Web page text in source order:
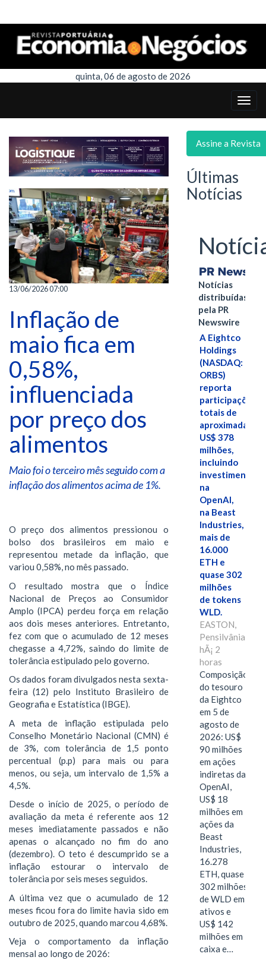
quinta, 06 de agosto de 2026
13/06/2026 07:00
Inflação de
maio fica em
0,58%,
influenciada
por preço dos
alimentos
Maio foi o terceiro mês seguido com a
inflação dos alimentos acima de 1%.
O preço dos alimentos pressionou o
bolso dos brasileiros em maio e
representou metade da inflação, que
variou 0,58%, no mês passado.
O resultado mostra que o Índice
Nacional de Preços ao Consumidor
Amplo (IPCA) perdeu força em relação
aos dois meses anteriores. Entretanto,
fez com que o acumulado de 12 meses
chegasse a 4,72%, saindo do limite de
tolerância estipulado pelo governo.
Os dados foram divulgados nesta sexta-
feira (12) pelo Instituto Brasileiro de
Geografia e Estatística (IBGE).
A meta de inflação estipulada pelo
Conselho Monetário Nacional (CMN) é
de 3%, com tolerância de 1,5 ponto
percentual (p.p) para mais ou para
menos, ou seja, um intervalo de 1,5% a
4,5%.
Desde o início de 2025, o período de
avaliação da meta é referente aos 12
meses imediatamente passados e não
apenas o alcançado no fim do ano
(dezembro). O teto é descumprido se a
inflação estourar o intervalo de
tolerância por seis meses seguidos.
A última vez que o acumulado de 12
meses ficou fora do limite havia sido em
outubro de 2025, quando marcou 4,68%.
Veja o comportamento da inflação
mensal ao longo de 2026:
Assine a Revista
Últimas
Notícias
Notícias
distribuídas
pela PR
Newswire
A Eightco
Holdings
(NASDAQ:
ORBS)
reporta
participações
totais de
US$ 378
milhões,
incluindo
investimentos
na
OpenAI,
na Beast
Industries,
mais de
16.000
ETH e
quase 302
milhões
de tokens
WLD.
EASTON,
Pensilvânia,
hÃ¡ 2
horas
Composição
do tesouro
da Eightco
em 5 de
agosto de
2026: US$
90 milhões
em ações
indiretas da
OpenAI,
US$ 18
milhões em
ações da
Beast
Industries,
16.278
ETH, quase
302 milhões
de WLD em
ativos e
US$ 142
milhões em
caixa e…